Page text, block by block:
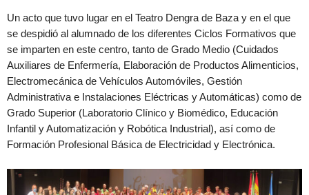
Un acto que tuvo lugar en el Teatro Dengra de Baza y en el que
se despidió al alumnado de los diferentes Ciclos Formativos que
se imparten en este centro, tanto de Grado Medio (Cuidados
Auxiliares de Enfermería, Elaboración de Productos Alimenticios,
Electromecánica de Vehículos Automóviles, Gestión
Administrativa e Instalaciones Eléctricas y Automáticas) como de
Grado Superior (Laboratorio Clínico y Biomédico, Educación
Infantil y Automatización y Robótica Industrial), así como de
Formación Profesional Básica de Electricidad y Electrónica.